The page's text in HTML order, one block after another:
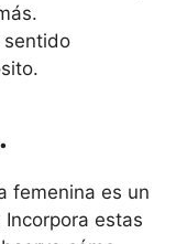
sentido
femenina es un
estas